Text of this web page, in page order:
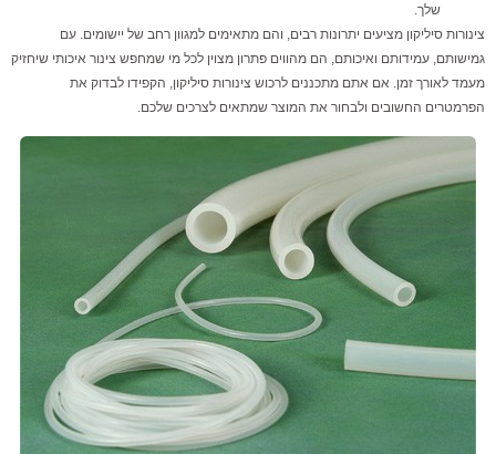
שלך.
צינורות סיליקון מציעים יתרונות רבים, והם מתאימים למגוון רחב של יישומים. עם
גמישותם, עמידותם ואיכותם, הם מהווים פתרון מצוין לכל מי שמחפש צינור איכותי שיחזיק
מעמד לאורך זמן. אם אתם מתכננים לרכוש צינורות סיליקון, הקפידו לבדוק את
הפרמטרים החשובים ולבחור את המוצר שמתאים לצרכים שלכם.